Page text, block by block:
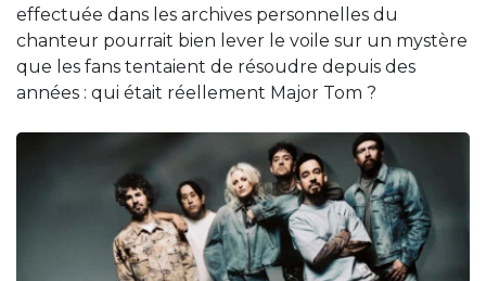
effectuée dans les archives personnelles du
chanteur pourrait bien lever le voile sur un mystère
que les fans tentaient de résoudre depuis des
années : qui était réellement Major Tom ?